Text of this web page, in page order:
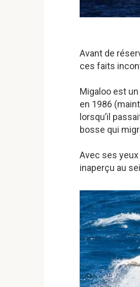
Avant de
ces faits
Migaloo est
en 1986
lorsqu’il
bosse qui
Avec ses
inaperçu au